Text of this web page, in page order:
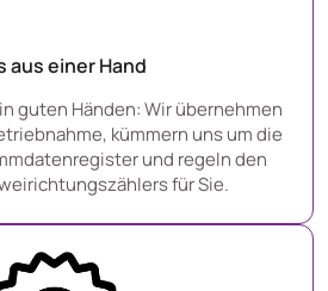
aus einer Hand
guten Händen: Wir übernehmen
kümmern uns um die
und regeln den
für Sie.